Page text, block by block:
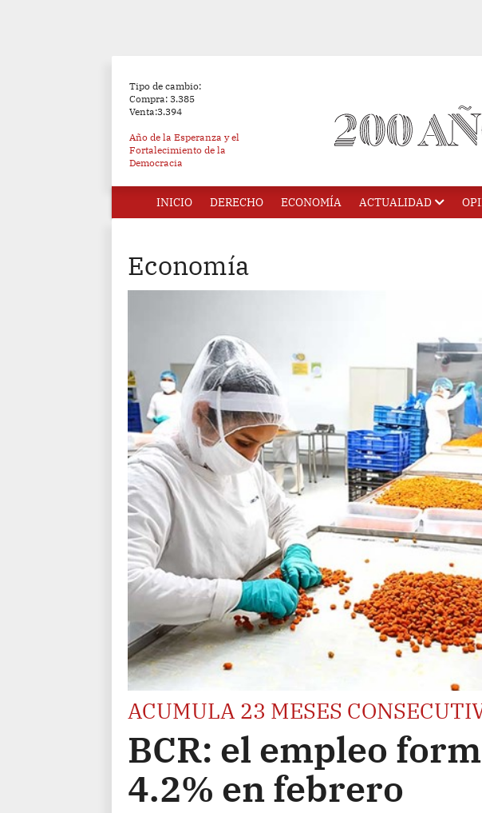
Tipo de cambio:
Compra: 3.385
Venta:3.394
Año de la Esperanza y el
Fortalecimiento de la
Democracia
INICIO DERECHO ECONOMÍA ACTUALIDAD
Economía
ACUMULA 23 MESES
BCR: el empleo
4.2% en febrero